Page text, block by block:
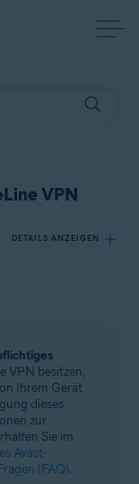
VPN
SecureLine VPN für iOS DETAILS ANZEIGEN
– 32-/64-Bit
– 32-/64-Bit
VPN besitzen,
Ihrem Gerät
dieses
zur
Sie im
Avast-
(FAQ).